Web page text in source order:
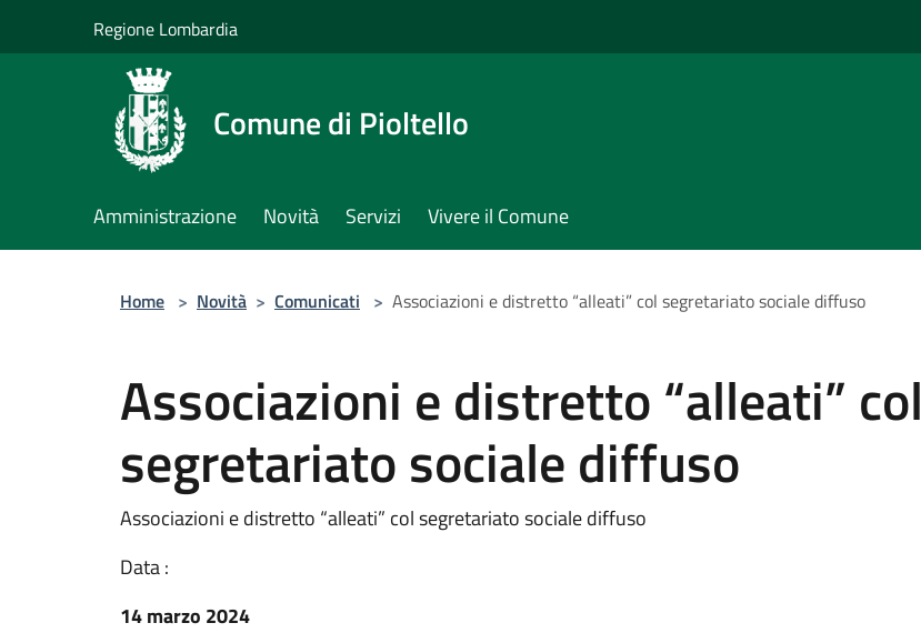
Regione Lombardia
Comune di Pioltello
Amministrazione Novità Servizi Vivere il Comune
Home > Novità > Comunicati > Associazioni e distretto “alleati” col segretariato sociale diffuso
Associazioni e distretto “alleati” col
segretariato sociale diffuso
Associazioni e distretto “alleati” col segretariato sociale diffuso
Data :
14 marzo 2024